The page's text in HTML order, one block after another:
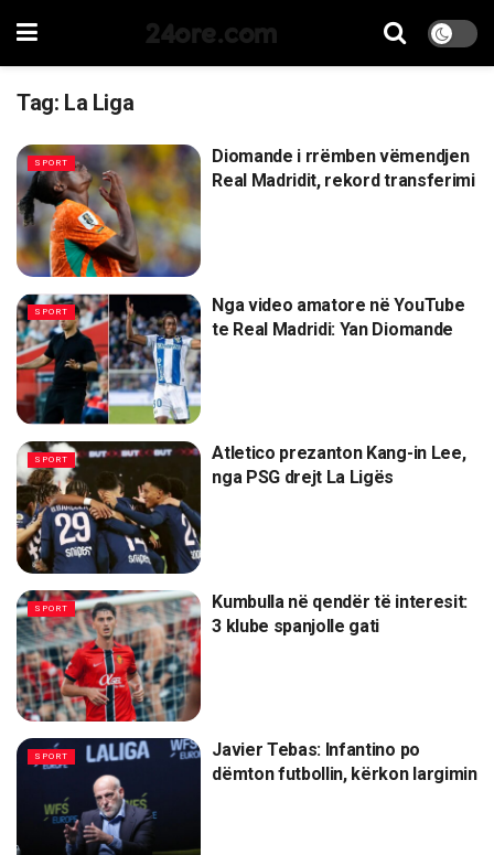
24ore.com
Tag: La Liga
SPORT
Diomande i rrëmben vëmendjen
Real Madridit, rekord transferimi
SPORT
Nga video amatore në YouTube
te Real Madridi: Yan Diomande
SPORT
Atletico prezanton Kang-in Lee,
nga PSG drejt La Ligës
SPORT
Kumbulla në qendër të interesit:
3 klube spanjolle gati
SPORT
Javier Tebas: Infantino po
dëmton futbollin, kërkon largimin